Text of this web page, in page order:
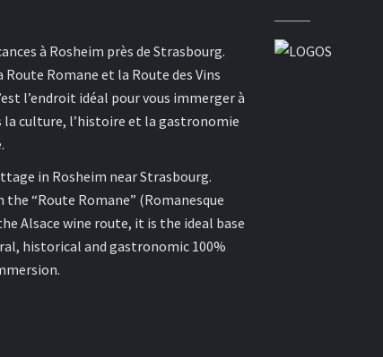
à Rosheim près de Strasbourg.
Route Romane et la Route des Vins
l’endroit idéal pour vous immerger à
la culture, l’histoire et la gastronomie
in Rosheim near Strasbourg.
the “Route Romane” (Romanesque
Alsace wine route, it is the ideal base
historical and gastronomic 100%